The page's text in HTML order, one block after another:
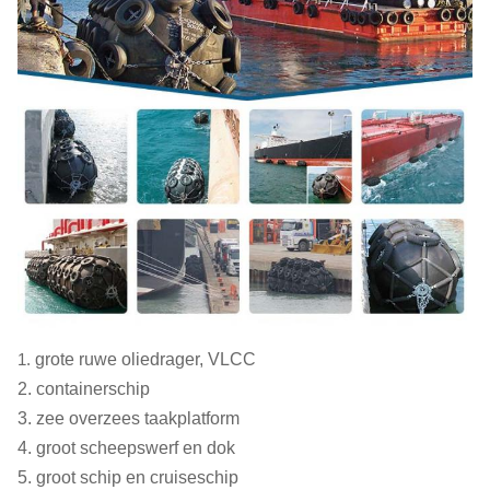
30000 0,22 609 2.5 x
20000 0,25 525 2.5 x
0,26 425
10000 0,28 329 2.0 x
5000 0,33 228 2.0 x
1. grote ruwe oliedrager, VLCC
2. containerschip
3. zee overzees taakplatform
4. groot scheepswerf en dok
5. groot schip en cruiseschip